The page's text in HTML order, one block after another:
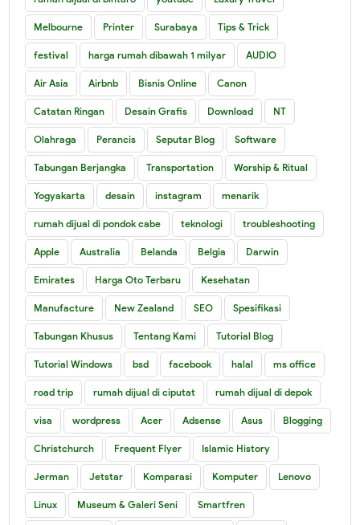
Melbourne Printer Surabaya Tips & Trick
festival harga rumah dibawah 1 milyar AUDIO
Air Asia Airbnb Bisnis Online Canon
Catatan Ringan Desain Grafis Download NT
Olahraga Perancis Seputar Blog Software
Tabungan Berjangka Transportation Worship & Ritual
Yogyakarta desain instagram menarik
rumah dijual di pondok cabe teknologi troubleshooting
Apple Australia Belanda Belgia Darwin
Emirates Harga Oto Terbaru Kesehatan
Manufacture New Zealand SEO Spesifikasi
Tabungan Khusus Tentang Kami Tutorial Blog
Tutorial Windows bsd facebook halal ms office
road trip rumah dijual di ciputat rumah dijual di depok
visa wordpress Acer Adsense Asus Blogging
Christchurch Frequent Flyer Islamic History
Jerman Jetstar Komparasi Komputer Lenovo
Linux Museum & Galeri Seni Smartfren